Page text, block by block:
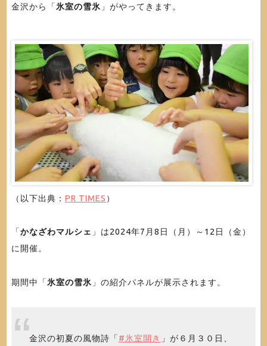
金沢から「 氷室の雪氷 」がやってきます。
（以下出典： PR TIMES ）
「かなざわマルシェ 」は2024年7月8日（月）～12日（金）
に開催。
期間中「 氷室の雪氷 」の紹介パネルが展示されます。
金沢の初夏の風物詩「 #氷室開き 」が６月３０日、